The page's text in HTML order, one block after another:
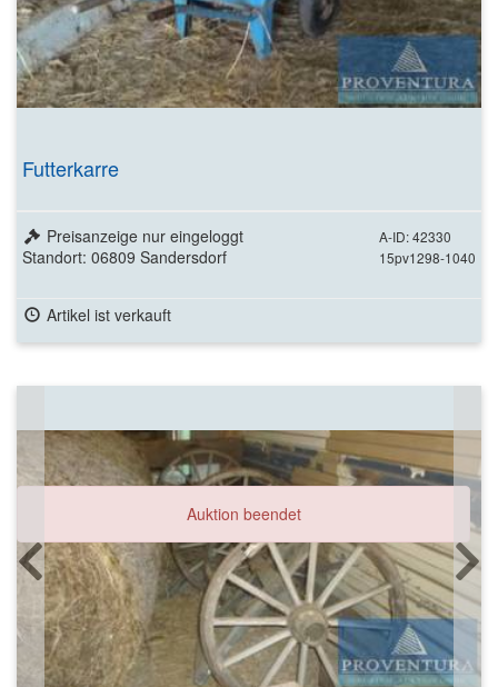
Futterkarre
A-ID: 42330
15pv1298-1040
Preisanzeige nur eingeloggt
Standort: 06809 Sandersdorf
Artikel ist verkauft
Auktion beendet